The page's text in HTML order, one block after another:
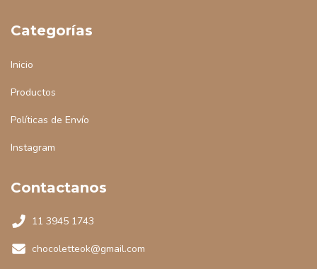
Categorías
Inicio
Productos
Políticas de Envío
Instagram
Contactanos
11 3945 1743
chocoletteok@gmail.com